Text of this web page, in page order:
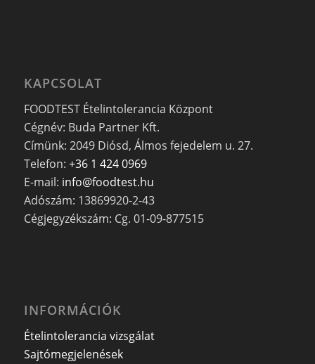
KAPCSOLAT
FOODTEST Ételintolerancia Központ
Cégnév: Buda Partner Kft.
Címünk: 2049 Diósd, Álmos fejedelem u. 27.
Telefon: +36 1 424 0969
E-mail: info@foodtest.hu
Adószám: 13869920-2-43
Cégjegyzékszám: Cg. 01-09-877515
INFORMÁCIÓK
Ételintolerancia vizsgálat
Sajtómegjelenések